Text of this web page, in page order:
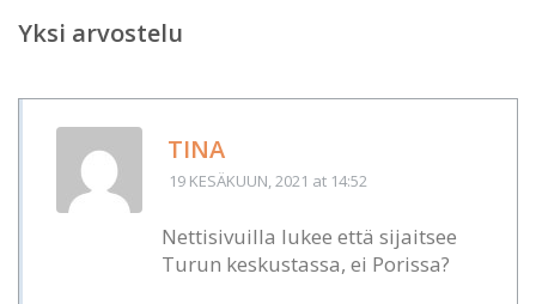
Yksi arvostelu
TINA
19 KESÄKUUN, 2021 at 14:52
Nettisivuilla lukee että sijaitsee
Turun keskustassa, ei Porissa?